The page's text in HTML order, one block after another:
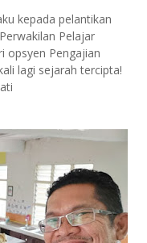
kepada pelantikan
Pelajar
opsyen Pengajian
lagi sejarah tercipta!